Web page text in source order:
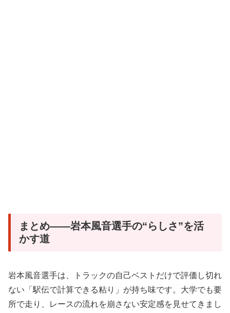
まとめ——岩本風音選手の“らしさ”を活
かす道
岩本風音選手は、トラックの自己ベストだけで評価し切れ
ない「駅伝で計算できる粘り」が持ち味です。大学でも要
所で走り、レースの流れを崩さない安定感を見せてきまし